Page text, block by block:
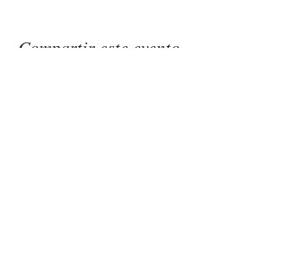
Compartir este evento